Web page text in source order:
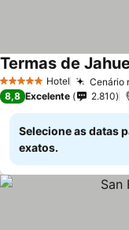
5 Estrelas Hotel Cenário
Termas de
8,8 Excelente 2.810
Selecione as datas
exatos.